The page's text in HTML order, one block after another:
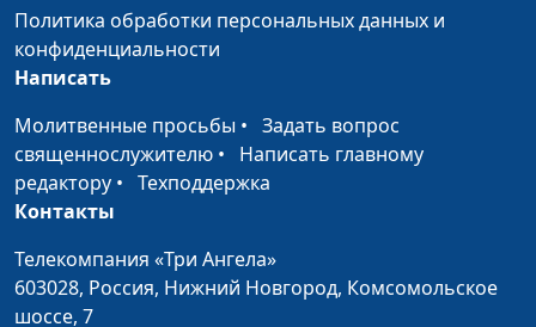
жизнь вечная
Олийник, руководитель
Центра духовного
Сила Евангелия:
спасение от
смерти
Алексей Бритов, Виталий
Олийник, руководитель
Центра духовного
Универсальность
Евангелия
Алексей Бритов, Виталий
Олийник, руководитель
Политика обработки персональных данных и
конфиденциальности
Написать
Молитвенные просьбы • Задать вопрос
священнослужителю • Написать главному
редактору • Техподдержка
Контакты
Телекомпания «Три Ангела»
603028, Россия, Нижний Новгород, Комсомольское
шоссе, 7